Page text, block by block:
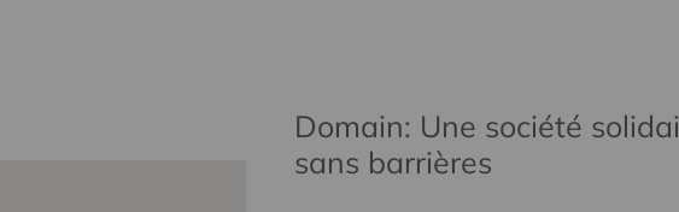
Domain: Une société
sans barrières